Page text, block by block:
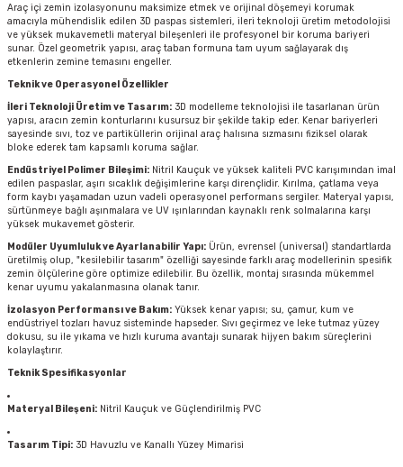
Araç içi zemin izolasyonunu maksimize etmek ve orijinal döşemeyi korumak
amacıyla mühendislik edilen 3D paspas sistemleri, ileri teknoloji üretim metodolojisi
ve yüksek mukavemetli materyal bileşenleri ile profesyonel bir koruma bariyeri
sunar. Özel geometrik yapısı, araç taban formuna tam uyum sağlayarak dış
etkenlerin zemine temasını engeller.
Teknik ve Operasyonel Özellikler
İleri Teknoloji Üretim ve Tasarım: 3D modelleme teknolojisi ile tasarlanan ürün
yapısı, aracın zemin konturlarını kusursuz bir şekilde takip eder. Kenar bariyerleri
sayesinde sıvı, toz ve partiküllerin orijinal araç halısına sızmasını fiziksel olarak
bloke ederek tam kapsamlı koruma sağlar.
Endüstriyel Polimer Bileşimi: Nitril Kauçuk ve yüksek kaliteli PVC karışımından imal
edilen paspaslar, aşırı sıcaklık değişimlerine karşı dirençlidir. Kırılma, çatlama veya
form kaybı yaşamadan uzun vadeli operasyonel performans sergiler. Materyal yapısı,
sürtünmeye bağlı aşınmalara ve UV ışınlarından kaynaklı renk solmalarına karşı
yüksek mukavemet gösterir.
Modüler Uyumluluk ve Ayarlanabilir Yapı: Ürün, evrensel (universal) standartlarda
üretilmiş olup, "kesilebilir tasarım" özelliği sayesinde farklı araç modellerinin spesifik
zemin ölçülerine göre optimize edilebilir. Bu özellik, montaj sırasında mükemmel
kenar uyumu yakalanmasına olanak tanır.
İzolasyon Performansı ve Bakım: Yüksek kenar yapısı; su, çamur, kum ve
endüstriyel tozları havuz sisteminde hapseder. Sıvı geçirmez ve leke tutmaz yüzey
dokusu, su ile yıkama ve hızlı kuruma avantajı sunarak hijyen bakım süreçlerini
kolaylaştırır.
Teknik Spesifikasyonlar
Materyal Bileşeni: Nitril Kauçuk ve Güçlendirilmiş PVC
Tasarım Tipi: 3D Havuzlu ve Kanallı Yüzey Mimarisi